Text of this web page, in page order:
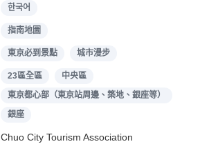
한국어
指南地圖
東京必到景點 城市漫步
23區全區
中央區
東京都心部（東京站周邊、築地、銀座等）
銀座
Chuo City Tourism Association